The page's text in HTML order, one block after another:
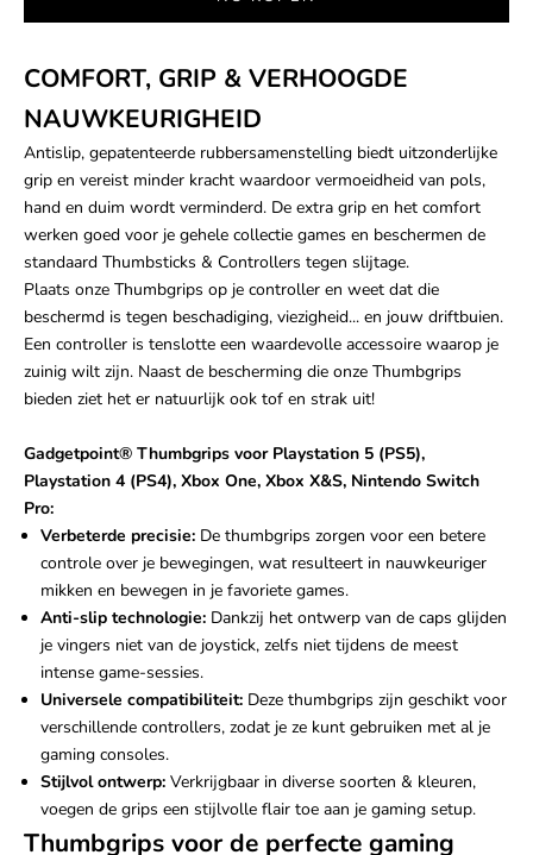
COMFORT, GRIP & VERHOOGDE
NAUWKEURIGHEID
Antislip, gepatenteerde rubbersamenstelling biedt uitzonderlijke
grip en vereist minder kracht waardoor vermoeidheid van pols,
hand en duim wordt verminderd. De extra grip en het comfort
werken goed voor je gehele collectie games en beschermen de
standaard Thumbsticks & Controllers tegen slijtage.
Plaats onze Thumbgrips op je controller en weet dat die
beschermd is tegen beschadiging, viezigheid... en jouw driftbuien.
Een controller is tenslotte een waardevolle accessoire waarop je
zuinig wilt zijn. Naast de bescherming die onze Thumbgrips
bieden ziet het er natuurlijk ook tof en strak uit!
Gadgetpoint® Thumbgrips voor Playstation 5 (PS5),
Playstation 4 (PS4), Xbox One, Xbox X&S, Nintendo Switch
Pro:
Verbeterde precisie: De thumbgrips zorgen voor een betere
controle over je bewegingen, wat resulteert in nauwkeuriger
mikken en bewegen in je favoriete games.
Anti-slip technologie: Dankzij het ontwerp van de caps glijden
je vingers niet van de joystick, zelfs niet tijdens de meest
intense game-sessies.
Universele compatibiliteit: Deze thumbgrips zijn geschikt voor
verschillende controllers, zodat je ze kunt gebruiken met al je
gaming consoles.
Stijlvol ontwerp: Verkrijgbaar in diverse soorten & kleuren,
voegen de grips een stijlvolle flair toe aan je gaming setup.
Thumbgrips voor de perfecte gaming